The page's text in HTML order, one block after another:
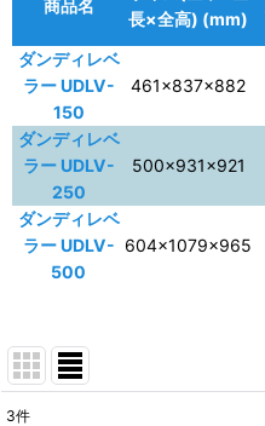
商品名
長×全高) (mm)
ダンディレベ
ラー UDLV-
150
461×837×882
ダンディレベ
ラー UDLV-
250
500×931×921
ダンディレベ
ラー UDLV-
500
604×1079×965
3件